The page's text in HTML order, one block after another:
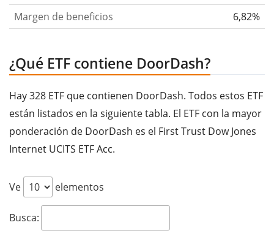
Margen de beneficios
6,82%
¿Qué ETF contiene DoorDash?
Hay 328 ETF que contienen DoorDash. Todos estos ETF
están listados en la siguiente tabla. El ETF con la mayor
ponderación de DoorDash es el First Trust Dow Jones
Internet UCITS ETF Acc.
Ve elementos
Busca: